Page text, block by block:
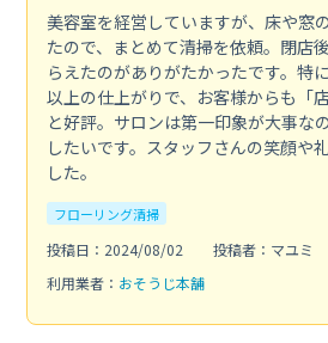
美容室を経営していますが、床や窓
たので、まとめて清掃を依頼。閉店
らえたのがありがたかったです。特
以上の仕上がりで、お客様からも「
と好評。サロンは第一印象が大事な
したいです。スタッフさんの笑顔や
した。
フローリング清掃
投稿日：2024/08/02
投稿者：マユミ
利用業者： おそうじ本舗